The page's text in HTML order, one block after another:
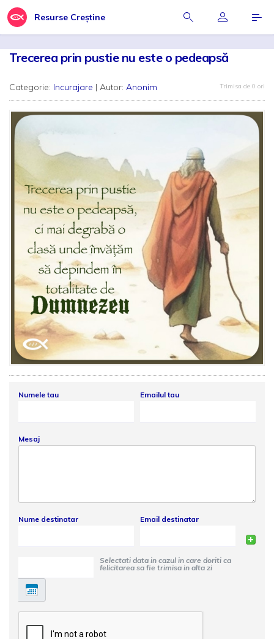
Resurse Creștine
Trecerea prin pustie nu este o pedeapsă
Categorie: Incurajare | Autor: Anonim Trimisa de 0 ori
Numele tau Emailul tau
Mesaj
Nume destinatar Email destinatar
Selectati data in cazul in care doriti ca
felicitarea sa fie trimisa in alta zi